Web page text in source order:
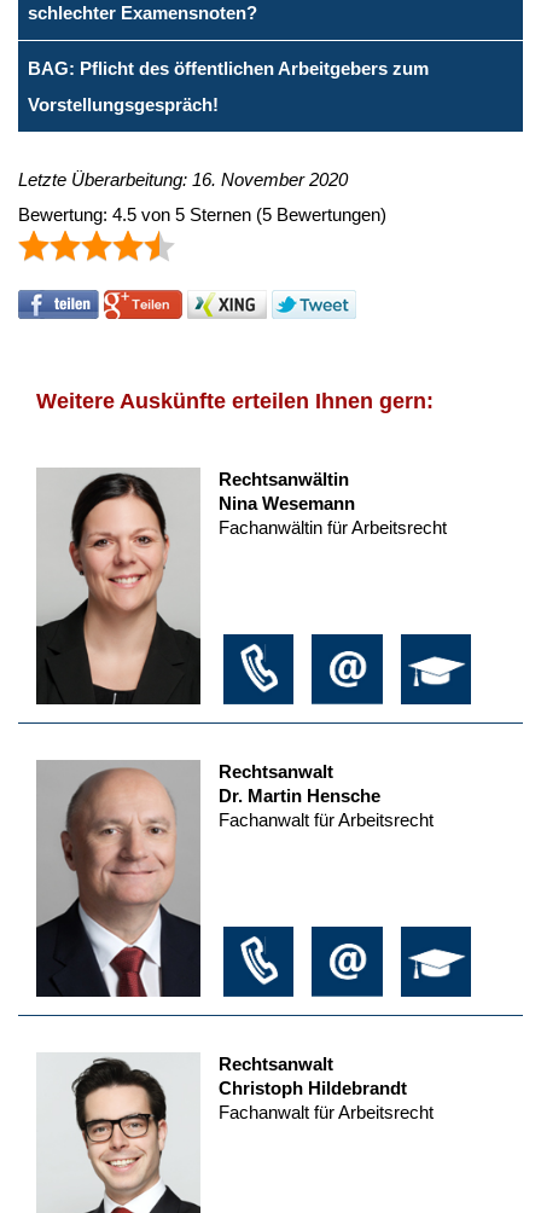
schlechter Examensnoten?
BAG: Pflicht des öffentlichen Arbeitgebers zum
Vorstellungsgespräch!
Letzte Überarbeitung: 16. November 2020
Bewertung: 4.5 von 5 Sternen (5 Bewertungen)
Weitere Auskünfte erteilen Ihnen gern:
Rechtsanwältin
Nina Wesemann
Fachanwältin für Arbeitsrecht
Rechtsanwalt
Dr. Martin Hensche
Fachanwalt für Arbeitsrecht
Rechtsanwalt
Christoph Hildebrandt
Fachanwalt für Arbeitsrecht